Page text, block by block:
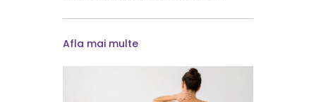
Afla mai multe